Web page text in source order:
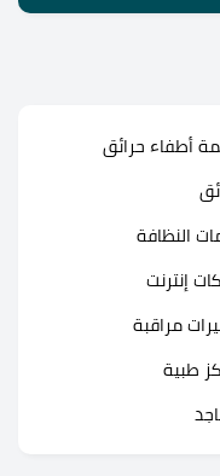
أطفاء حرائق
النظافة
إنترنت
مراقبة
طبية